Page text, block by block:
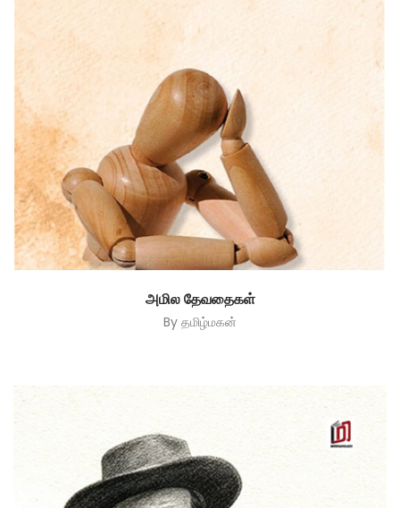
அமில தேவதைகள்
By தமிழ்மகன்